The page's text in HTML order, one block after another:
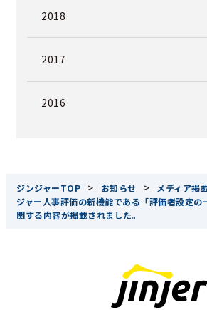
2018
2017
2016
ジンジャーTOP > お知らせ > メディア掲
ジャー人事評価の新機能である「評価者設定の
関する内容が掲載されました。